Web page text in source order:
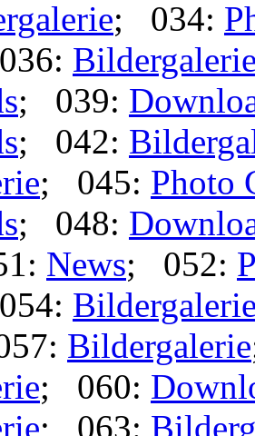
; 034:
; 039:
; 042:
; 045: Photo
; 048:
News; 052:
Bildergalerie
; 060:
; 063: